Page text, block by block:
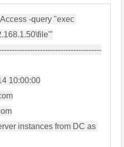
-query "exec
10:00:00
instances from DC as